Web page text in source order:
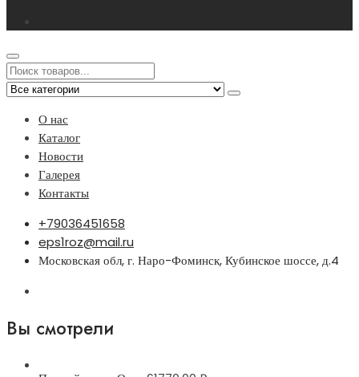
О нас
Каталог
Новости
Галерея
Контакты
+79036451658
eps1roz@mail.ru
Московская обл, г. Наро-Фоминск, Кубинское шоссе, д.4
Вы смотрели